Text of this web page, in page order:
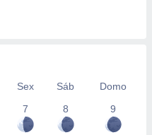
Sex Sáb
Domo
7
8 9